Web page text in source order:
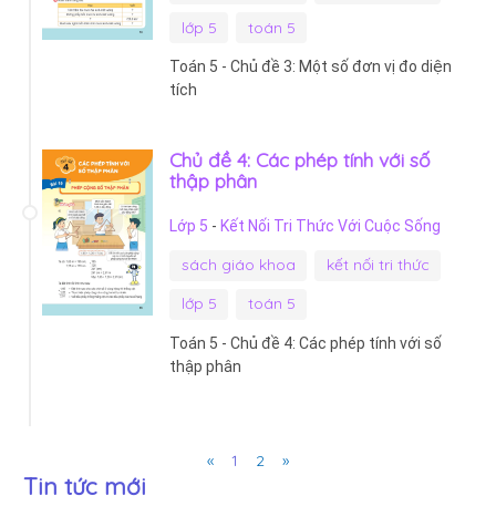
lớp 5
toán 5
Toán 5 - Chủ đề 3: Một số đơn vị đo diện
tích
Chủ đề 4: Các phép tính với số
thập phân
Lớp 5 - Kết Nối Tri Thức Với Cuộc Sống
sách giáo khoa
kết nối tri thức
lớp 5
toán 5
Toán 5 - Chủ đề 4: Các phép tính với số
thập phân
«Previous
1 2 »Next
Tin tức mới